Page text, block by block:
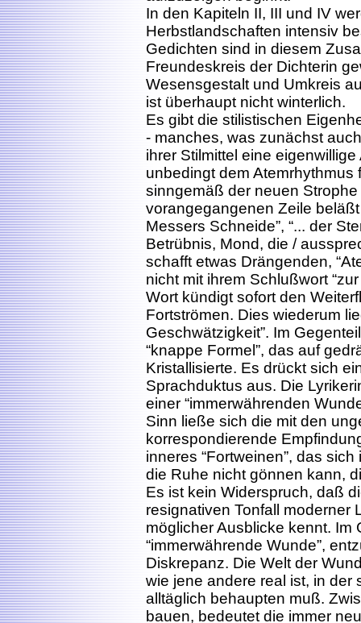
In den Kapiteln II, III und IV
Herbstlandschaften intensiv
Gedichten sind in diesem
Freundeskreis der Dichterin
Wesensgestalt und Umkreis
ist überhaupt nicht winterlich.
Es gibt die stilistischen
- manches, was zunächst
ihrer Stilmittel eine
unbedingt dem Atemrhythmus
sinngemäß der neuen
vorangegangenen Zeile
Messers Schneide”, “... der
Betrübnis, Mond, die /
schafft etwas Drängenden,
nicht mit ihrem Schlußwort
Wort kündigt sofort den
Fortströmen. Dies wiederum
Geschwätzigkeit”. Im
“knappe Formel”, das auf
Kristallisierte. Es drückt sich
Sprachduktus aus. Die
einer “immerwährenden
Sinn ließe sich die mit den
korrespondierende
inneres “Fortweinen”, das
die Ruhe nicht gönnen kann,
Es ist kein Widerspruch, daß
resignativen Tonfall moderner
möglicher Ausblicke kennt. Im
“immerwährende Wunde”,
Diskrepanz. Die Welt der
wie jene andere real ist, in der
alltäglich behaupten muß.
bauen, bedeutet die immer